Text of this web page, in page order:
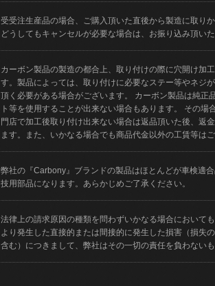
受受注生産品の場合、ご購入頂いた直後から製造に取り
どうしてもキャンセルが必要な場合は、お振り込み頂い
カーボン製品の製造の都合上、取り付けの際に穴開け加
す。製品によっては、取り付けに必要なステー等やネジ
頂く必要がある場合がございます。 カーボン製品は純正
ト等を使用することが出来ない場合もあります。 その
門店で加工後取り付け出来ない場合は返品頂いた後、返
ます。また、いかなる場合でも商品代金以外の工賃等はご
弊社の『Carbony』ブランドの製品はほとんどが車検適
技用部品になります。あらかじめご了承ください。
法律上の請求原因の種類を問わずいかなる場合において
より発生した直接的または間接的に発生した損害（損失
含む）につきまして、弊社はその一切の責任を負わないも